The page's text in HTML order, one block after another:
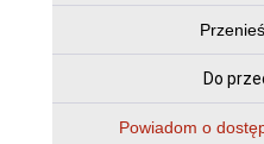
Do
Powiadom o